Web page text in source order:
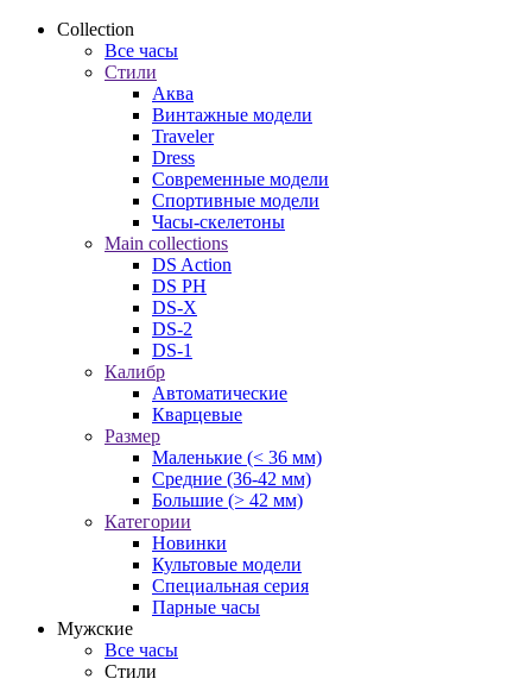
Collection
Все часы
Стили
Аква
Винтажные модели
Traveler
Dress
Современные модели
Спортивные модели
Часы-скелетоны
Main collections
DS Action
DS PH
DS-X
DS-2
DS-1
Калибр
Автоматические
Кварцевые
Размер
Маленькие (< 36 мм)
Средние (36-42 мм)
Большие (> 42 мм)
Категории
Новинки
Культовые модели
Специальная серия
Парные часы
Мужские
Все часы
Стили